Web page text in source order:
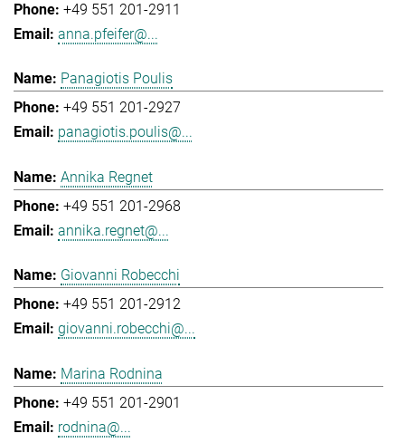
+49 551 201-2911
anna.pfeifer@...
Panagiotis Poulis
+49 551 201-2927
panagiotis.poulis@...
Annika Regnet
+49 551 201-2968
annika.regnet@...
Giovanni Robecchi
+49 551 201-2912
giovanni.robecchi@...
Marina Rodnina
+49 551 201-2901
rodnina@...